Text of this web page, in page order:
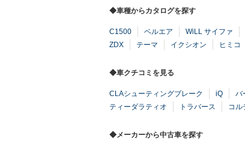
◆車種からカタログを探す
C1500 ベルエア WiLL サイファ
ZDX
テーマ イクシオン ヒミコ
◆車クチコミを見る
CLAシューティングブレーク iQ バ
ティーダラティオ
トラバース コル
◆メーカーから中古車を探す